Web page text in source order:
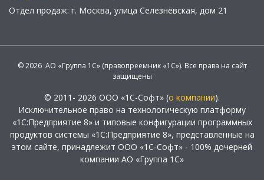
Отдел продаж: г. Москва, улица Селезнёвская, дом 21
© 2026 АО «Группа 1С» (правопреемник «1С»). Все права на сайт
защищены
© 2011- 2026 ООО «1С-Софт» (о компании).
Исключительное право на технологическую платформу
«1С:Предприятие 8» и типовые конфигурации программных
продуктов системы «1С:Предприятие 8», представленные на
этом сайте, принадлежит ООО «1С-Софт» - 100% дочерней
компании АО «Группа 1С»